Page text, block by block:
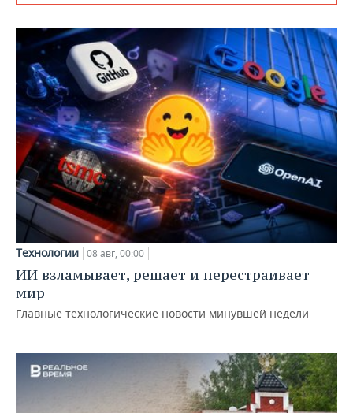
Технологии 08 авг, 00:00
ИИ взламывает, решает и перестраивает
мир
Главные технологические новости минувшей недели